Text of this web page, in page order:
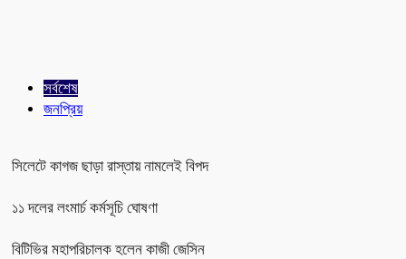
সর্বশেষ
জনপ্রিয়
সিলেটে কাগজ ছাড়া রাস্তায় নামলেই বিপদ
১১ দলের লংমার্চ কর্মসূচি ঘোষণা
বিটিভির মহাপরিচালক হলেন কাজী জেসিন